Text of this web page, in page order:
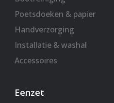
Poetsdoeken & papier
Handverzorging
Installatie & washal
Accessoires
Eenzet